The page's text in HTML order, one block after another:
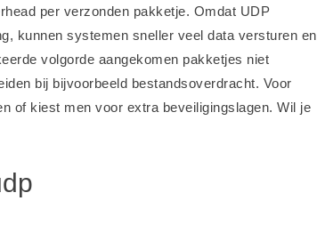
per verzonden pakketje. Omdat UDP
kunnen systemen sneller veel data versturen en
volgorde aangekomen pakketjes niet
bij bijvoorbeeld bestandsoverdracht. Voor
of kiest men voor extra beveiligingslagen. Wil je